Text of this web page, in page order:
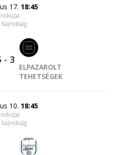
17. 18:45
- 3
ELPAZAROLT
TEHETSÉGEK
10. 18:45